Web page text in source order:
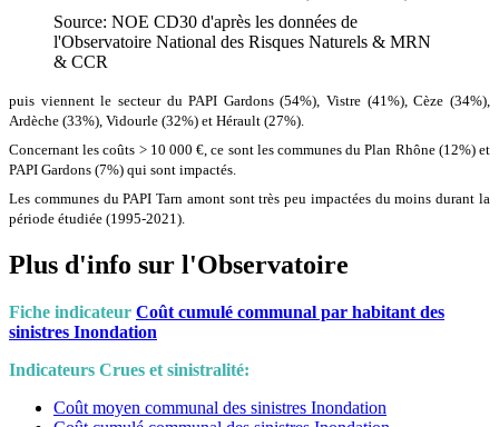
Source: NOE CD30 d'après les données de
l'Observatoire National des Risques Naturels & MRN
& CCR
puis viennent le secteur du PAPI Gardons (54%), Vistre (41%), Cèze (34%),
Ardèche (33%), Vidourle (32%) et Hérault (27%).
Concernant les coûts > 10 000 €, ce sont les communes du Plan Rhône (12%) et
PAPI Gardons (7%) qui sont impactés.
Les communes du PAPI Tarn amont sont très peu impactées du moins durant la
période étudiée (1995-2021).
Plus d'info sur l'Observatoire
Fiche indicateur Coût cumulé communal par habitant des
sinistres Inondation
Indicateurs Crues et sinistralité:
Coût moyen communal des sinistres Inondation